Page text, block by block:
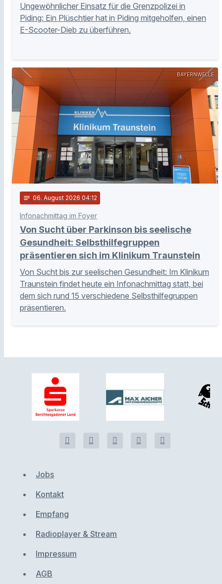
Ungewöhnlicher Einsatz für die Grenzpolizei in
Piding: Ein Plüschtier hat in Piding mitgeholfen, einen
E-Scooter-Dieb zu überführen.
BAYERNWELLE
notes 06. August 2026 04:12
Infonachmittag im Foyer
Von Sucht über Parkinson bis seelische
Gesundheit: Selbsthilfegruppen
präsentieren sich im Klinikum Traunstein
Von Sucht bis zur seelischen Gesundheit: Im Klinikum
Traunstein findet heute ein Infonachmittag statt, bei
dem sich rund 15 verschiedene Selbsthilfegruppen
präsentieren.
Jobs
Kontakt
Empfang
Radioplayer & Stream
Impressum
AGB